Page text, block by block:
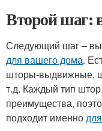
Второй шаг:
Следующий шаг –
для вашего дома.
шторы-выдвижные,
т.д. Каждый тип
преимущества,
подходит именно